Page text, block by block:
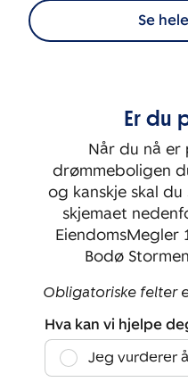
Energimerking:
Rom:
2
Se
Er du
Når du nå er
drømmeboligen
og kanskje skal
skjemaet
EiendomsMegler
Bodø
Obligatoriske felter
Hva kan vi hjelpe
Jeg vurderer